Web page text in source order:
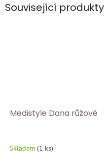
Související produkty
Medistyle Dana růžové
Skladem (1 ks)